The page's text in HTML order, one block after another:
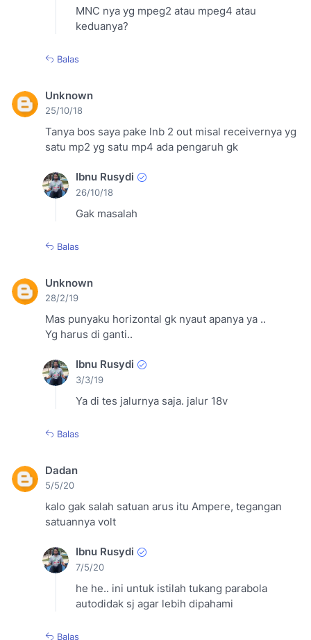
MNC nya yg mpeg2 atau mpeg4 atau
keduanya?
Balas
Unknown
25/10/18
Tanya bos saya pake lnb 2 out misal receivernya yg
satu mp2 yg satu mp4 ada pengaruh gk
Ibnu Rusydi
26/10/18
Gak masalah
Balas
Unknown
28/2/19
Mas punyaku horizontal gk nyaut apanya ya ..
Yg harus di ganti..
Ibnu Rusydi
3/3/19
Ya di tes jalurnya saja. jalur 18v
Balas
Dadan
5/5/20
kalo gak salah satuan arus itu Ampere, tegangan
satuannya volt
Ibnu Rusydi
7/5/20
he he.. ini untuk istilah tukang parabola
autodidak sj agar lebih dipahami
Balas